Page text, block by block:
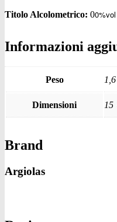
Titolo Alcolometrico: 00%vol
Informazioni
Peso
Dimensioni 15
Brand
Argiolas